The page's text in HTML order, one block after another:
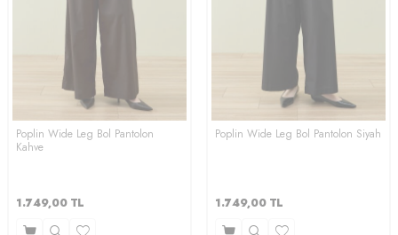
Poplin Wide Leg Bol Pantolon
Kahve
1.749,00 TL
Poplin Wide Leg Bol Pantolon Siyah
1.749,00 TL